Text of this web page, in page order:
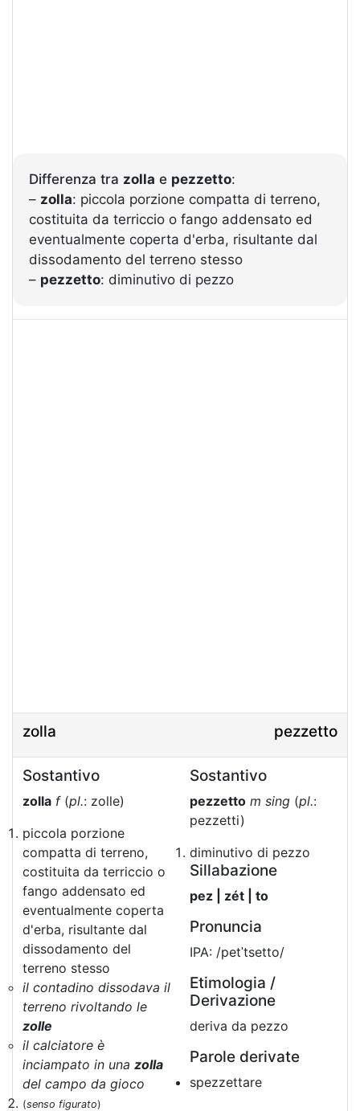
Differenza tra zolla e pezzetto:
– zolla: piccola porzione compatta di terreno,
costituita da terriccio o fango addensato ed
eventualmente coperta d'erba, risultante dal
dissodamento del terreno stesso
– pezzetto: diminutivo di pezzo
zolla pezzetto
Sostantivo
zolla f(pl.: zolle)
piccola porzione
compatta di terreno,
costituita da terriccio o
fango addensato ed
eventualmente coperta
d'erba, risultante dal
dissodamento del
terreno stesso
il contadino dissodava il
terreno rivoltando le
zolle
il calciatore è
inciampato in una zolla
del campo da gioco
(senso figurato)
Sostantivo
pezzetto m sing (pl.:
pezzetti)
diminutivo di pezzo
Sillabazione
pez | zét | to
Pronuncia
IPA: /petˈtsetto/
Etimologia /
Derivazione
deriva da pezzo
Parole derivate
spezzettare